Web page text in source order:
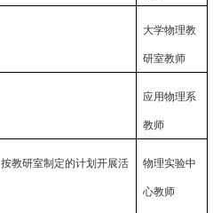
大学物理教
研室教师
应用物理系
教师
按教研室制定的计划开展活 物理实验中
心教师